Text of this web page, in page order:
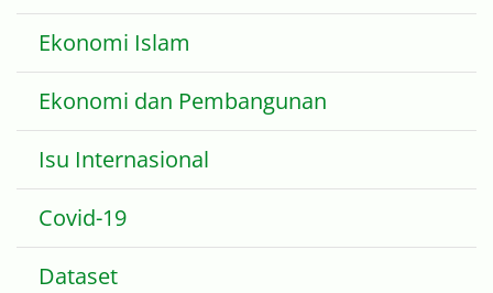
Ekonomi Islam
Ekonomi dan Pembangunan
Isu Internasional
Covid-19
Dataset